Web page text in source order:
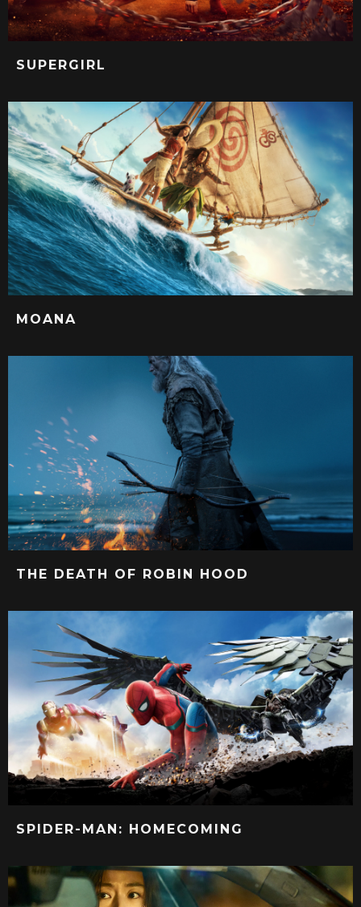
SUPERGIRL
MOANA
THE DEATH OF ROBIN HOOD
SPIDER-MAN: HOMECOMING